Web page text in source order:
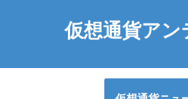
仮想通貨アン